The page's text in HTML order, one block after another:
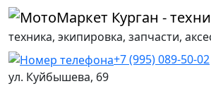
техника, экипировка, запчасти,
+7 (995) 089-50-02
ул. Куйбышева, 69